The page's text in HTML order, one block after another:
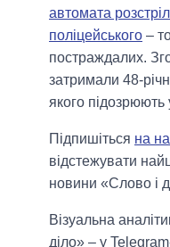
автомата
поліцейського –
постраждалих.
затримали 48-
якого підозрюють
Підпишіться на
відстежувати
новини «Слово і
Візуальна
діло» – у